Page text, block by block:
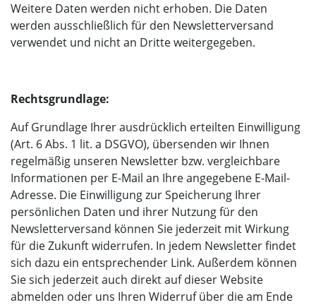
Weitere Daten werden nicht erhoben. Die Daten
werden ausschließlich für den Newsletterversand
verwendet und nicht an Dritte weitergegeben.
Rechtsgrundlage:
Auf Grundlage Ihrer ausdrücklich erteilten Einwilligung
(Art. 6 Abs. 1 lit. a DSGVO), übersenden wir Ihnen
regelmäßig unseren Newsletter bzw. vergleichbare
Informationen per E-Mail an Ihre angegebene E-Mail-
Adresse. Die Einwilligung zur Speicherung Ihrer
persönlichen Daten und ihrer Nutzung für den
Newsletterversand können Sie jederzeit mit Wirkung
für die Zukunft widerrufen. In jedem Newsletter findet
sich dazu ein entsprechender Link. Außerdem können
Sie sich jederzeit auch direkt auf dieser Website
abmelden oder uns Ihren Widerruf über die am Ende